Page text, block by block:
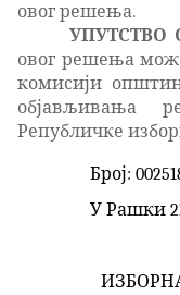
овог решења.
УПУТСТВО
овог решења
комисији
објављивања
Републичке
Број:
У Рашки